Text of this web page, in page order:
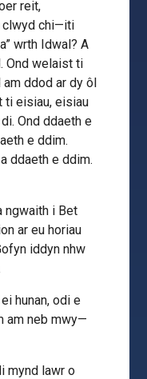
reit,
clwyd chi—iti
wrth Idwal? A
Ond welaist ti
am ddod ar dy ôl
ti eisiau, eisiau
Ond ddaeth e
e ddim.
ddaeth e ddim.
ngwaith i Bet
ar eu horiau
iddyn nhw
hunan, odi e
am neb mwy—
mynd lawr o